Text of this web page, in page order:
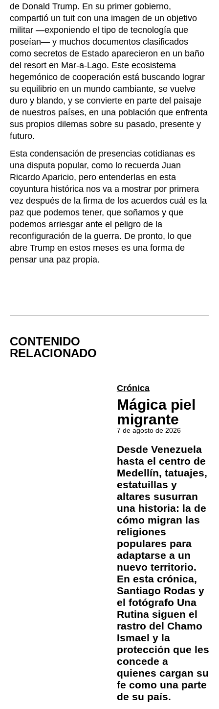
de Donald Trump. En su primer gobierno,
compartió un tuit con una imagen de un objetivo
militar —exponiendo el tipo de tecnología que
poseían— y muchos documentos clasificados
como secretos de Estado aparecieron en un baño
del resort en Mar-a-Lago. Este ecosistema
hegemónico de cooperación está buscando lograr
su equilibrio en un mundo cambiante, se vuelve
duro y blando, y se convierte en parte del paisaje
de nuestros países, en una población que enfrenta
sus propios dilemas sobre su pasado, presente y
futuro.
Esta condensación de presencias cotidianas es
una disputa popular, como lo recuerda Juan
Ricardo Aparicio, pero entenderlas en esta
coyuntura histórica nos va a mostrar por primera
vez después de la firma de los acuerdos cuál es la
paz que podemos tener, que soñamos y que
podemos arriesgar ante el peligro de la
reconfiguración de la guerra. De pronto, lo que
abre Trump en estos meses es una forma de
pensar una paz propia.
CONTENIDO
RELACIONADO
Crónica
Mágica piel
migrante
7 de agosto de 2026
Desde Venezuela
hasta el centro de
Medellín, tatuajes,
estatuillas y
altares susurran
una historia: la de
cómo migran las
religiones
populares para
adaptarse a un
nuevo territorio.
En esta crónica,
Santiago Rodas y
el fotógrafo Una
Rutina siguen el
rastro del Chamo
Ismael y la
protección que les
concede a
quienes cargan su
fe como una parte
de su país.